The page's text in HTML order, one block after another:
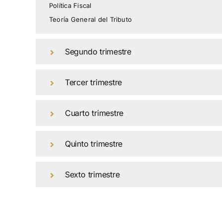
Política Fiscal
Teoría General del Tributo
Segundo trimestre
Tercer trimestre
Cuarto trimestre
Quinto trimestre
Sexto trimestre